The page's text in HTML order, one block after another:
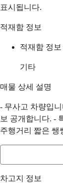
표시됩니다.
적재함 정보
적재함 정보
기타
매물 상세 설명
- 무사고 차량입
보 공개합니다. -
주행거리 짧은 쌩
차고지 정보